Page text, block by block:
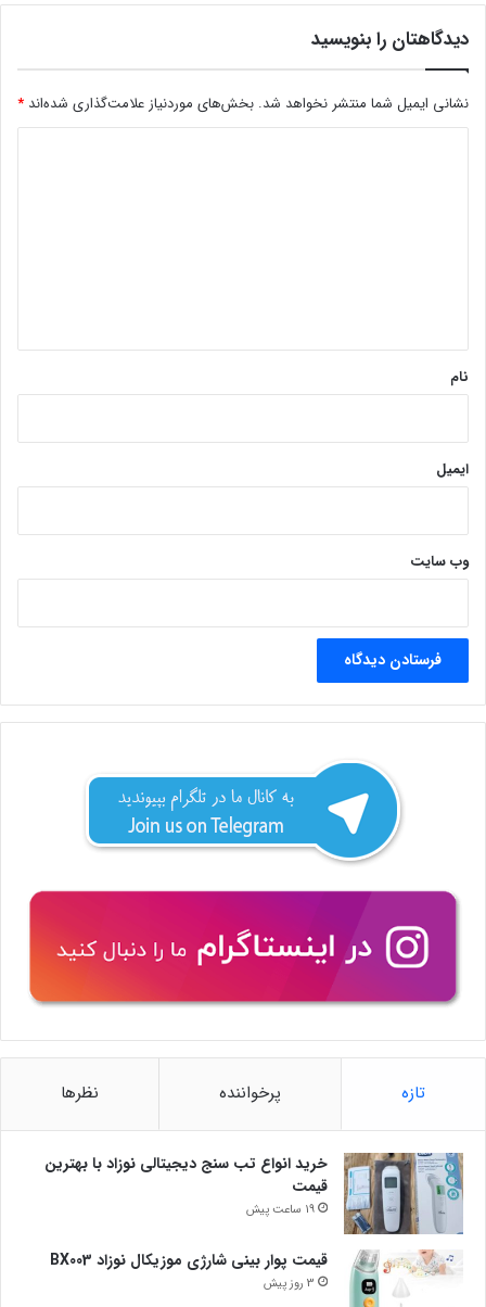
دیدگاهتان را بنویسید
نشانی ایمیل شما منتشر نخواهد شد. بخش‌های موردنیاز علامت‌گذاری شده‌اند *
نام
ایمیل
وب‌ سایت
تازه پرخواننده نظرها
خرید انواع تب سنج دیجیتالی نوزاد با بهترین
قیمت
19 ساعت پیش
قیمت پوار بینی شارژی موزیکال نوزاد BX003
3 روز پیش